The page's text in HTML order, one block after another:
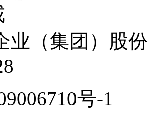
业（集团）股
号-1